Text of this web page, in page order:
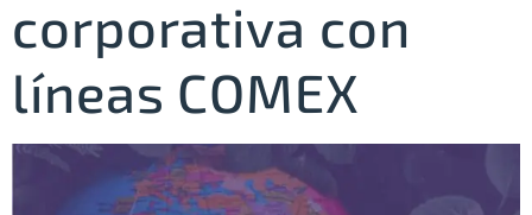
corporativa con
líneas COMEX